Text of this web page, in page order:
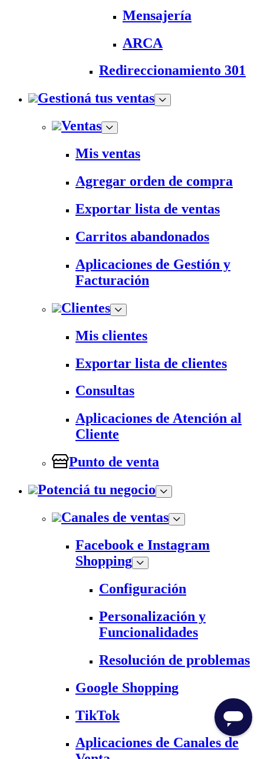
Mensajería
ARCA
Redireccionamiento 301
Gestioná tus ventas
Ventas
Mis ventas
Agregar orden de compra
Exportar lista de ventas
Carritos abandonados
Aplicaciones de Gestión y
Facturación
Clientes
Mis clientes
Exportar lista de clientes
Consultas
Aplicaciones de Atención al
Cliente
Punto de venta
Potenciá tu negocio
Canales de ventas
Facebook e Instagram
Shopping
Configuración
Personalización y
Funcionalidades
Resolución de problemas
Google Shopping
TikTok
Aplicaciones de Canales de